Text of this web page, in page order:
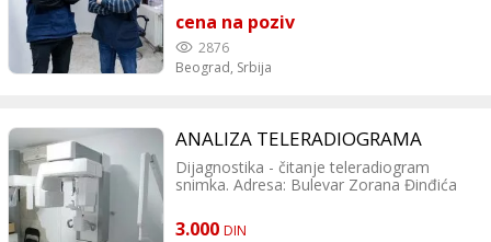
najsavremeniju aparaturu za snimanje
zuba i vilica. Naš tim čini stručno i
pouzdano osoblje sa dugogodišnjim
iskustvom. U kratkom vremenskom
periodu dobijate potreban snimak uz
odnosno čitanje snimaka. Sve snimke
čuvamo u našoj bazi podataka i u slučaju
"gubitka" istih vrlo brzo Vam ponovo
šaljemo u elektronskoj formi. Imamo
hitne slučajeve! Ortopantomogram -
cena na poziv
2876
Beograd, Srbija
ANALIZA TELERADIOGRAMA
Dijagnostika - čitanje teleradiogram
snimka. Adresa: Bulevar Zorana Đinđića
3190 338
3.000 DIN